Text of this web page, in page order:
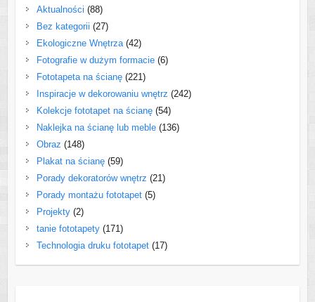
Aktualności (88)
Bez kategorii (27)
Ekologiczne Wnętrza(42)
Fotografie w dużym formacie(6)
Fototapeta na ścianę(221)
Inspiracje w dekorowaniu wnętrz (242)
Kolekcje fototapet na ścianę(54)
Naklejka na ścianę lub meble(136)
Obraz (148)
Plakat na ścianę(59)
Porady dekoratorów wnętrz (21)
Porady montażu fototapet(5)
Projekty(2)
tanie fototapety(171)
Technologia druku fototapet(17)